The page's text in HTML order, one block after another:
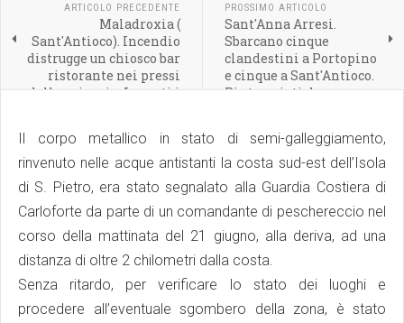
ARTICOLO PRECEDENTE
Maladroxia (
Sant'Antioco). Incendio
distrugge un chiosco bar
ristorante nei pressi
della spiaggia. Ingenti i
PROSSIMO ARTICOLO
Sant'Anna Arresi.
Sbarcano cinque
clandestini a Portopino
e cinque a Sant'Antioco.
Rintracciati da
Il corpo metallico in stato di semi-galleggiamento,
rinvenuto nelle acque antistanti la costa sud-est dell’Isola
di S. Pietro, era stato segnalato alla Guardia Costiera di
Carloforte da parte di un comandante di peschereccio nel
corso della mattinata del 21 giugno, alla deriva, ad una
distanza di oltre 2 chilometri dalla costa.
Senza ritardo, per verificare lo stato dei luoghi e
procedere all’eventuale sgombero della zona, è stato